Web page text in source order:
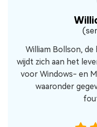
William Bollson,
wijdt zich aan het
voor Windows- en
waaronder